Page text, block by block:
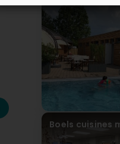
Boels cuisines